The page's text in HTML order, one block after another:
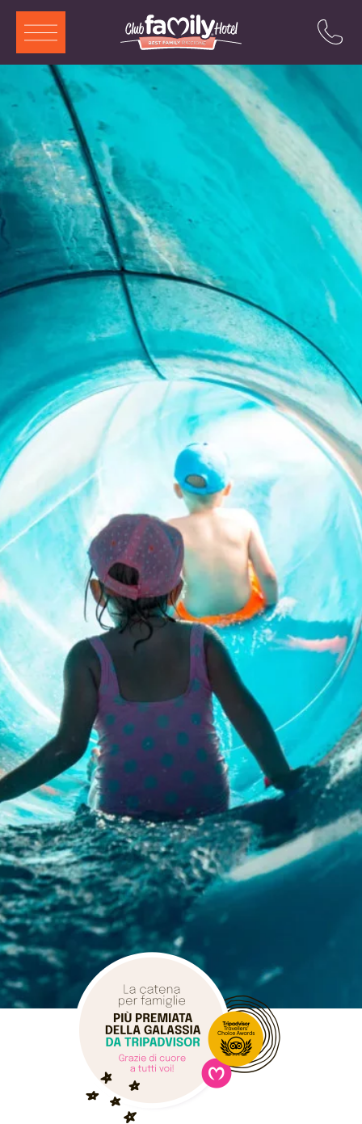
ENG DEU FRA
Servizi
Ristorante
Piscina
Camere e Aparthotel
Animazione
Offerte
Attrazioni
Contatti
Lavora con noi